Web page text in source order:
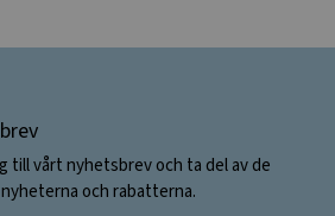
till vårt nyhetsbrev och ta del av de
och rabatterna.